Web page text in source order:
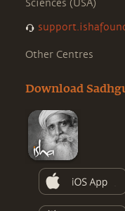
Sciences (USA)
Other Centres
Download